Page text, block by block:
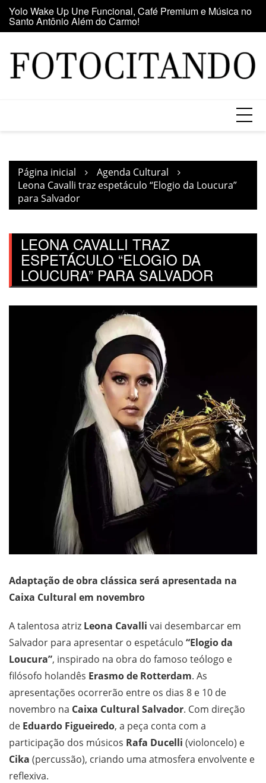
para
o
Maior clube de vinil da América Latina participa da Feira
do Vinil no Shopping Center Lapa
Página inicial
Agenda Cultural
Leona Cavalli traz espetáculo “Elogio da Loucura”
para Salvador
LEONA CAVALLI TRAZ
ESPETÁCULO “ELOGIO DA
LOUCURA” PARA SALVADOR
Adaptação de obra clássica será apresentada na
Caixa Cultural em novembro
A talentosa atriz Leona Cavalli vai desembarcar em
Salvador para apresentar o espetáculo “Elogio da
Loucura”, inspirado na obra do famoso teólogo e
filósofo holandês Erasmo de Rotterdam. As
apresentações ocorrerão entre os dias 8 e 10 de
novembro na Caixa Cultural Salvador. Com direção
de Eduardo Figueiredo, a peça conta com a
participação dos músicos Rafa Ducelli (violoncelo) e
Cika (percussão), criando uma atmosfera envolvente e
reflexiva.